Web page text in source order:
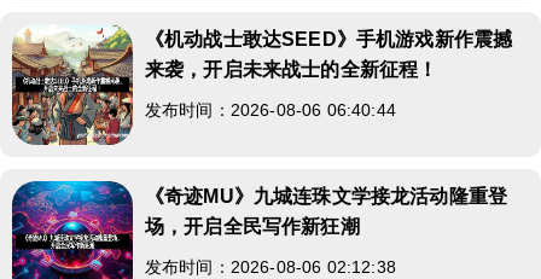
《机动战士敢达SEED》手机游戏新作震撼
来袭，开启未来战士的全新征程！
发布时间：2026-08-06 06:40:44
《奇迹MU》九城连珠文学接龙活动隆重登
场，开启全民写作新狂潮
发布时间：2026-08-06 02:12:38